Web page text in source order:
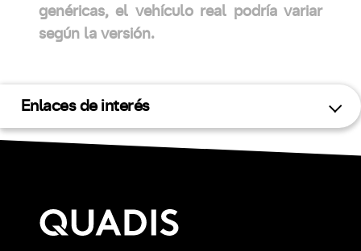
genéricas, el vehículo real podría variar
según la versión.
Enlaces de interés